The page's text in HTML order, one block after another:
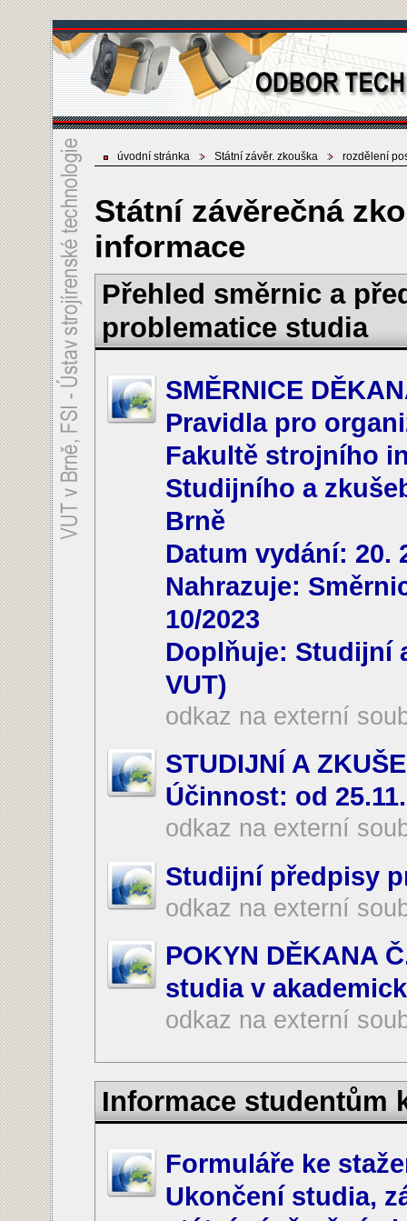
úvodní stránka Státní závěr. zkouška rozdělení
Státní závěrečná
informace
Přehled směrnic a
problematice studia
SMĚRNICE
Pravidla pro
Fakultě strojního
Studijního a
Brně
Datum vydání: 20.
Nahrazuje:
10/2023
Doplňuje: Studijní
VUT)
odkaz na externí
STUDIJNÍ A
Účinnost: od
odkaz na externí
Studijní předpisy
odkaz na externí
POKYN DĚKANA
studia v
odkaz na externí
Informace studentům
Formuláře ke
Ukončení studia,